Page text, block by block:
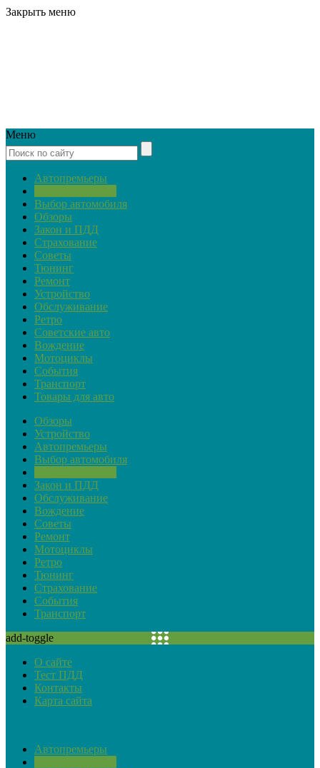
Закрыть меню
Меню
Автопремьеры
Выбор автомобиля
Обзоры
Закон и ПДД
Страхование
Советы
Тюнинг
Ремонт
Устройство
Обслуживание
Ретро
Советские авто
Вождение
Мотоциклы
События
Транспорт
Товары для авто
Обзоры
Устройство
Автопремьеры
Выбор автомобиля
Закон и ПДД
Обслуживание
Вождение
Советы
Ремонт
Мотоциклы
Ретро
Тюнинг
Страхование
События
Транспорт
add-toggle
О сайте
Тест ПДД
Контакты
Карта сайта
Автопремьеры